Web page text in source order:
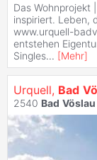
Das Wohnprojekt |
inspiriert. Leben,
www.urquell-
entstehen
Singles... [Mehr]
Urquell, Bad
2540 Bad Vöslau